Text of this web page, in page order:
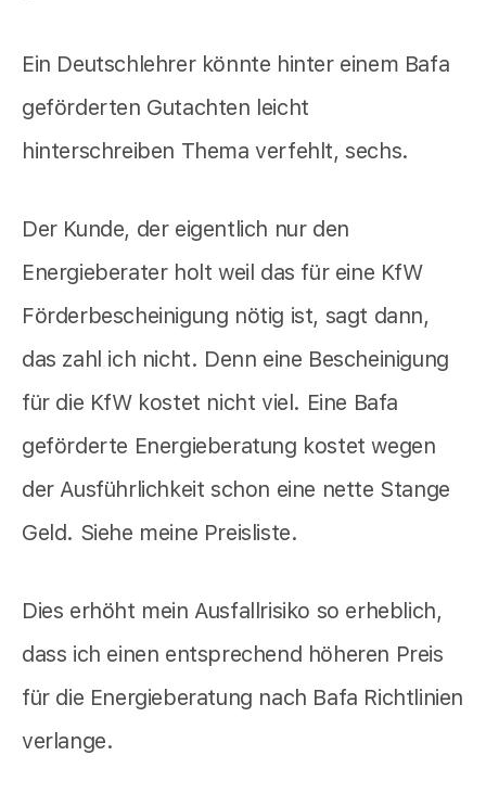
Ein Deutschlehrer könnte hinter einem Bafa
geförderten Gutachten leicht
hinterschreiben Thema verfehlt, sechs.
Der Kunde, der eigentlich nur den
Energieberater holt weil das für eine KfW
Förderbescheinigung nötig ist, sagt dann,
das zahl ich nicht. Denn eine Bescheinigung
für die KfW kostet nicht viel. Eine Bafa
geförderte Energieberatung kostet wegen
der Ausführlichkeit schon eine nette Stange
Geld. Siehe meine Preisliste.
Dies erhöht mein Ausfallrisiko so erheblich,
dass ich einen entsprechend höheren Preis
für die Energieberatung nach Bafa Richtlinien
verlange.